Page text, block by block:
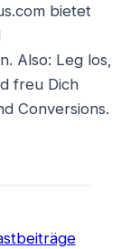
bietet
Also: Leg los,
freu Dich
Conversions.